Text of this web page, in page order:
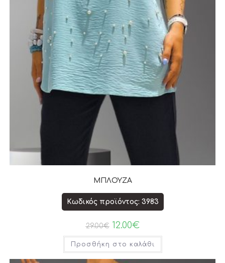
ΜΠΛΟΥΖΑ
Κωδικός προϊόντος: 3983
29.00€ 12.00€
Προσθήκη στο καλάθι